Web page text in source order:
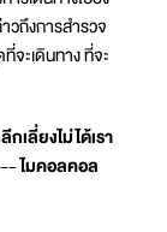
ถึงการสำรวจ
จะเดินทาง ที่จะ
เลี่ยงไม่ได้เรา
ไมคอลคอล